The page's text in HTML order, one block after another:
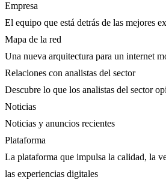
Empresa
El equipo que está detrás de las mejores
Mapa de la red
Una nueva arquitectura para un internet
Relaciones con analistas del sector
Descubre lo que los analistas del sector
Noticias
Noticias y anuncios recientes
Plataforma
La plataforma que impulsa la calidad, la
las experiencias digitales